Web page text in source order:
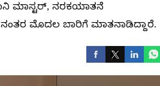
ಮಾಸ್ಟರ್, ನರಕಯಾತನೆ
ನಂತರ ಮೊದಲ ಬಾರಿಗೆ ಮಾತನಾಡಿದ್ದಾರೆ.